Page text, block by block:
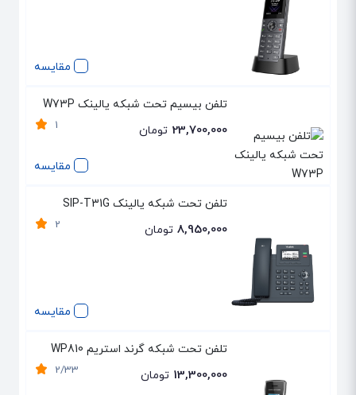
مقایسه
مقایسه
تلفن بیسیم تحت شبکه یالینک W73P
1 23,700,000 تومان
مقایسه
تلفن تحت شبکه یالینک SIP-T31G
2 8,950,000 تومان
تلفن تحت شبکه گرند استریم WP810
2/33 13,300,000 تومان